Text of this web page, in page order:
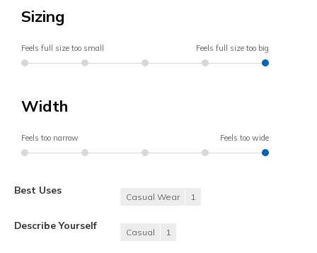
Sizing
Feels full size too small Feels full size too big
Width
Feels too narrow Feels too wide
Best Uses
Casual Wear 1
Describe Yourself
Casual 1